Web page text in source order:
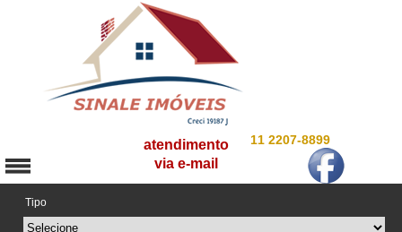
11 2207-8899
atendimento
via e-mail
Tipo